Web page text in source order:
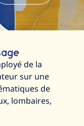
de la
sur une
de
lombaires,